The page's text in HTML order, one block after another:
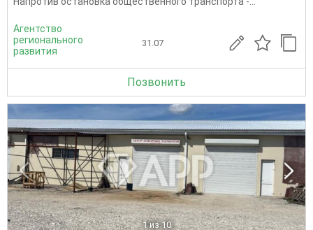
Агентство
регионального
развития
31.07
Позвонить
1 из 10